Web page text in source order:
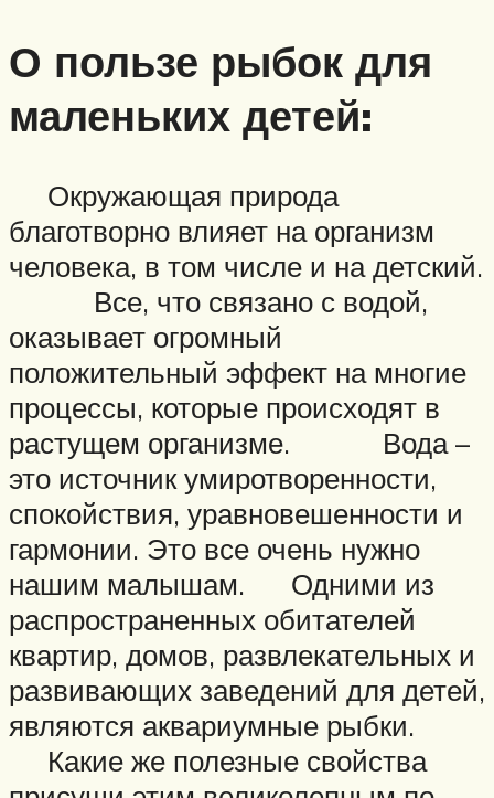
О пользе рыбок для
маленьких детей:
Окружающая природа
благотворно влияет на организм
человека, в том числе и на детский.
Все, что связано с водой,
оказывает огромный
положительный эффект на многие
процессы, которые происходят в
растущем организме. Вода –
это источник умиротворенности,
спокойствия, уравновешенности и
гармонии. Это все очень нужно
нашим малышам. Одними из
распространенных обитателей
квартир, домов, развлекательных и
развивающих заведений для детей,
являются аквариумные рыбки.
Какие же полезные свойства